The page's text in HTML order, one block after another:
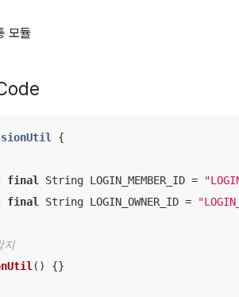
모듈
{
final String LOGIN_MEMBER_ID =
final String LOGIN_OWNER_ID =
지
() {}